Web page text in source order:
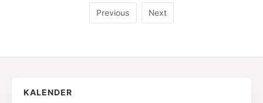
Previous Next
KALENDER